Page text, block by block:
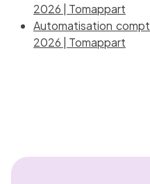
2026 | Tomappart
Automatisation
2026 | Tomappart